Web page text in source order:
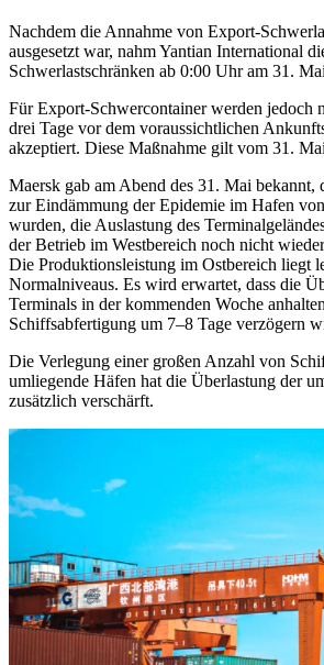
Nachdem die Annahme von Export-
ausgesetzt war, nahm Yantian International
Schwerlastschränken ab 0:00 Uhr am 31.
Für Export-Schwercontainer werden jedoch
drei Tage vor dem voraussichtlichen
akzeptiert. Diese Maßnahme gilt vom 31.
Maersk gab am Abend des 31. Mai bekannt,
zur Eindämmung der Epidemie im Hafen
wurden, die Auslastung des
der Betrieb im Westbereich noch nicht
Die Produktionsleistung im Ostbereich liegt
Normalniveaus. Es wird erwartet, dass die
Terminals in der kommenden Woche
Schiffsabfertigung um 7–8 Tage verzögern
Die Verlegung einer großen Anzahl von
umliegende Häfen hat die Überlastung der
zusätzlich verschärft.